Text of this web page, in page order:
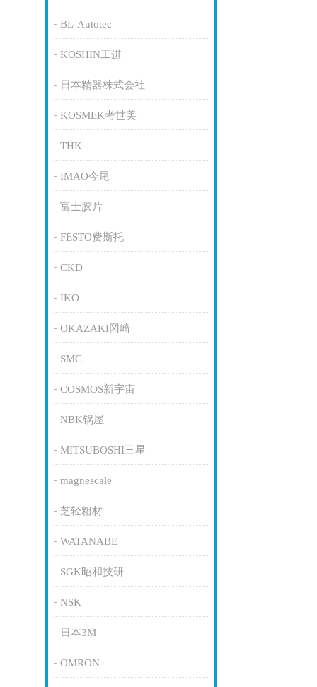
BL-Autotec
KOSHIN工进
日本精器株式会社
KOSMEK考世美
THK
IMAO今尾
富士胶片
FESTO费斯托
CKD
IKO
OKAZAKI冈崎
SMC
COSMOS新宇宙
NBK锅屋
MITSUBOSHI三星
magnescale
芝轻粗材
WATANABE
SGK昭和技研
NSK
日本3M
OMRON